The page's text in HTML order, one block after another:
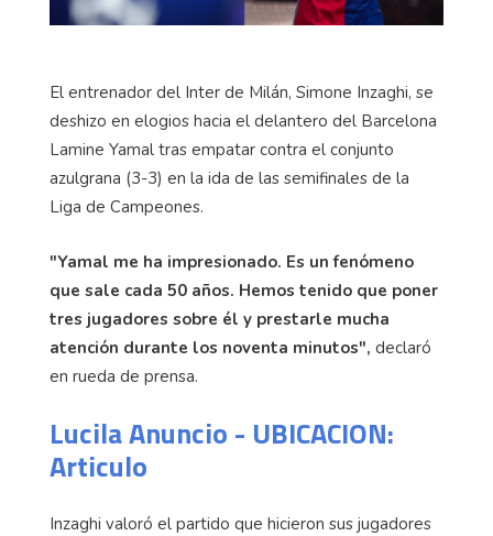
El entrenador del Inter de Milán, Simone Inzaghi, se
deshizo en elogios hacia el delantero del Barcelona
Lamine Yamal tras empatar contra el conjunto
azulgrana (3-3) en la ida de las semifinales de la
Liga de Campeones.
"Yamal me ha impresionado. Es un fenómeno
que sale cada 50 años. Hemos tenido que poner
tres jugadores sobre él y prestarle mucha
atención durante los noventa minutos", declaró
en rueda de prensa.
Lucila Anuncio - UBICACION:
Articulo
Inzaghi valoró el partido que hicieron sus jugadores